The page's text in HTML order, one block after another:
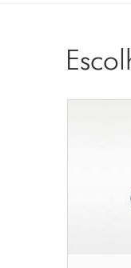
show
reviews
that